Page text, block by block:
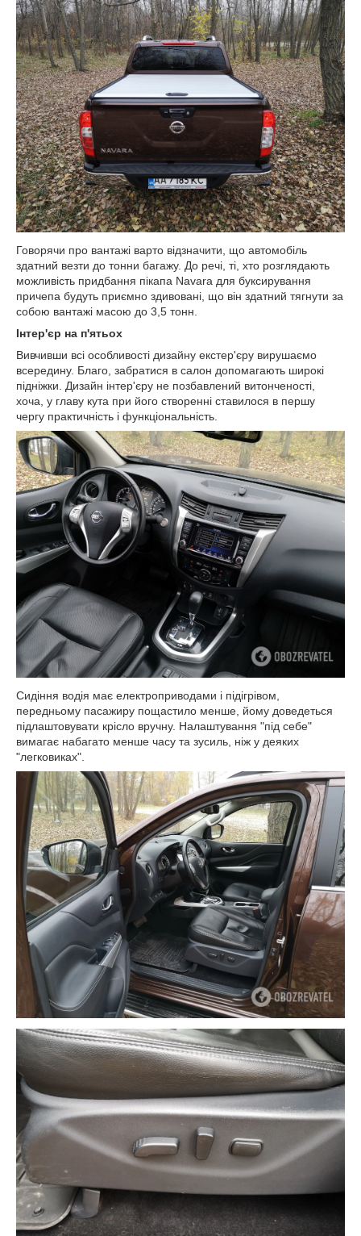
Говорячи про вантажі варто відзначити, що автомобіль
здатний везти до тонни багажу. До речі, ті, хто розглядають
можливість придбання пікапа Navara для буксирування
причепа будуть приємно здивовані, що він здатний тягнути за
собою вантажі масою до 3,5 тонн.
Інтер'єр на п'ятьох
Вивчивши всі особливості дизайну екстер'єру вирушаємо
всередину. Благо, забратися в салон допомагають широкі
підніжки. Дизайн інтер'єру не позбавлений витонченості,
хоча, у главу кута при його створенні ставилося в першу
чергу практичність і функціональність.
Сидіння водія має електроприводами і підігрівом,
передньому пасажиру пощастило менше, йому доведеться
підлаштовувати крісло вручну. Налаштування "під себе"
вимагає набагато менше часу та зусиль, ніж у деяких
"легковиках".